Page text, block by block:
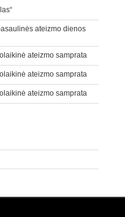
ateizmo dienos
ateizmo samprata
ateizmo samprata
ateizmo samprata